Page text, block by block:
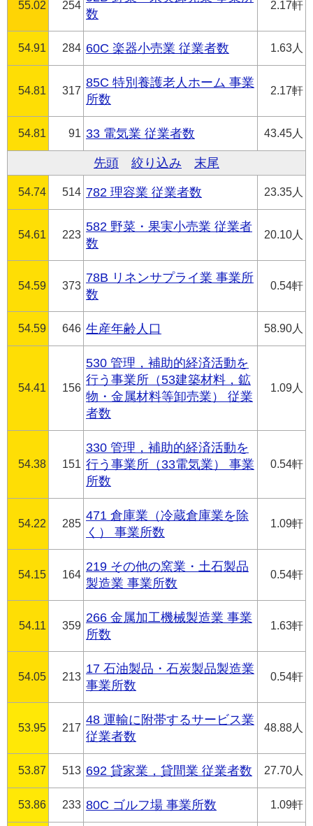
55.02 254
数
2.17軒
54.91 284 60C 楽器小売業 従業者数 1.63人
54.81 317
85C 特別養護老人ホーム 事業
所数
2.17軒
54.81 91 33 電気業 従業者数 43.45人
先頭 絞り込み 末尾
54.74 514 782 理容業 従業者数 23.35人
54.61 223
582 野菜・果実小売業 従業者
数
20.10人
54.59 373
78B リネンサプライ業 事業所
数
0.54軒
54.59 646 生産年齢人口 58.90人
54.41 156
530 管理，補助的経済活動を
行う事業所（53建築材料，鉱
物・金属材料等卸売業） 従業
者数
1.09人
54.38 151
330 管理，補助的経済活動を
行う事業所（33電気業） 事業
所数
0.54軒
54.22 285
471 倉庫業（冷蔵倉庫業を除
く） 事業所数
1.09軒
54.15 164
219 その他の窯業・土石製品
製造業 事業所数
0.54軒
54.11 359
266 金属加工機械製造業 事業
所数
1.63軒
54.05 213
17 石油製品・石炭製品製造業
事業所数
0.54軒
53.95 217
48 運輸に附帯するサービス業
従業者数
48.88人
53.87 513 692 貸家業，貸間業 従業者数 27.70人
53.86 233 80C ゴルフ場 事業所数 1.09軒